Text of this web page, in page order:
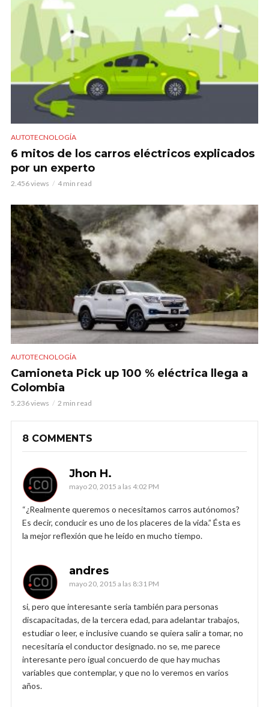
AUTOTECNOLOGÍA
6 mitos de los carros eléctricos explicados
por un experto
2.456 views 4 min read
AUTOTECNOLOGÍA
Camioneta Pick up 100 % eléctrica llega a
Colombia
5.236 views 2 min read
8 COMMENTS
Jhon H.
mayo 20, 2015 a las 4:02 PM
“¿Realmente queremos o necesitamos carros autónomos?
Es decir, conducir es uno de los placeres de la vida.” Ésta es
la mejor reflexión que he leído en mucho tiempo.
andres
mayo 20, 2015 a las 8:31 PM
si, pero que interesante seria también para personas
discapacitadas, de la tercera edad, para adelantar trabajos,
estudiar o leer, e inclusive cuando se quiera salir a tomar, no
necesitaría el conductor designado. no se, me parece
interesante pero igual concuerdo de que hay muchas
variables que contemplar, y que no lo veremos en varios
años.